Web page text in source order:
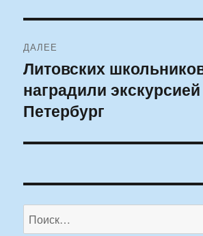
ДАЛЕЕ
Следующая
запись:
Литовских
наградили
Петербург
Искать: